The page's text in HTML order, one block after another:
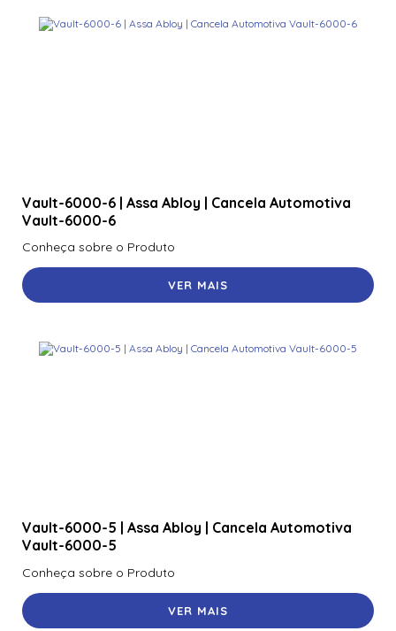
Vault-6000-6 | Assa Abloy | Cancela Automotiva
Vault-6000-6
Conheça sobre o Produto
VER MAIS
Vault-6000-5 | Assa Abloy | Cancela Automotiva
Vault-6000-5
Conheça sobre o Produto
VER MAIS